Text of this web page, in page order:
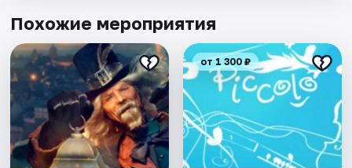
Похожие мероприятия
от 1 300 ₽